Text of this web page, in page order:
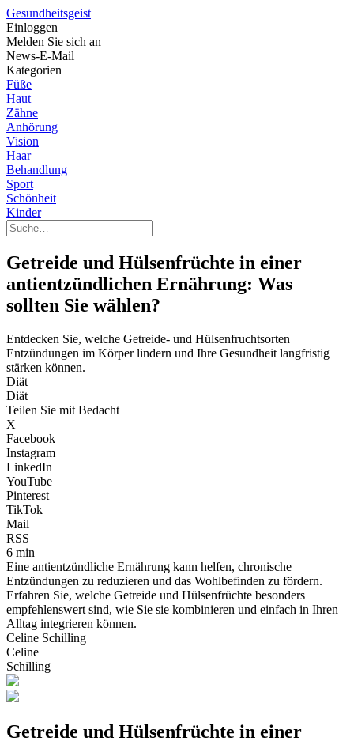
Gesundheitsgeist
Einloggen
Melden Sie sich an
News-E-Mail
Kategorien
Füße
Haut
Zähne
Anhörung
Vision
Haar
Behandlung
Sport
Schönheit
Kinder
Getreide und Hülsenfrüchte in einer
antientzündlichen Ernährung: Was
sollten Sie wählen?
Entdecken Sie, welche Getreide- und Hülsenfruchtsorten
Entzündungen im Körper lindern und Ihre Gesundheit langfristig
stärken können.
Diät
Diät
Teilen Sie mit Bedacht
X
Facebook
Instagram
LinkedIn
YouTube
Pinterest
TikTok
Mail
RSS
6 min
Eine antientzündliche Ernährung kann helfen, chronische
Entzündungen zu reduzieren und das Wohlbefinden zu fördern.
Erfahren Sie, welche Getreide und Hülsenfrüchte besonders
empfehlenswert sind, wie Sie sie kombinieren und einfach in Ihren
Alltag integrieren können.
Celine Schilling
Celine
Schilling
Getreide und Hülsenfrüchte in einer